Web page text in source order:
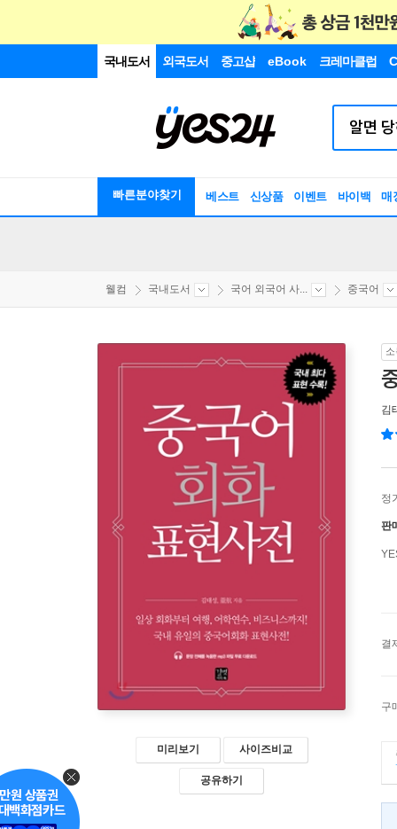
국내도서 외국도서 중고샵 eBook 크레마클럽
빠른분야찾기 베스트 신상품 이벤트 바이백 매
웰컴 국내도서 국어 외국어 사... 중국어
미리보기 사이즈비교
공유하기
김
정
판
결
구